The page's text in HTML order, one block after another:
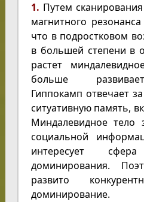
1. Путем
магнитного
что в подростковом
в большей степени в
растет
больше
Гиппокамп отвечает
ситуативную память,
Миндалевидное тело
социальной
интересует
доминирования.
развито
доминирование.